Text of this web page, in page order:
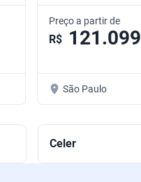
Preço a partir de
R$ 121.099
São Paulo
Celer